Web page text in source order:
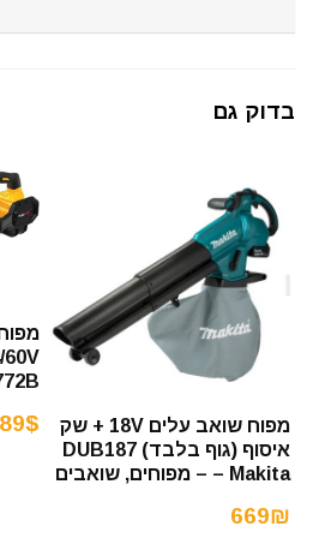
בדוק גם
מפוח שואב עלים 18V + שק
איסוף (גוף בלבד) DUB187
Makita – – מפוחים, שואבים
669₪
60V
/ 878₪